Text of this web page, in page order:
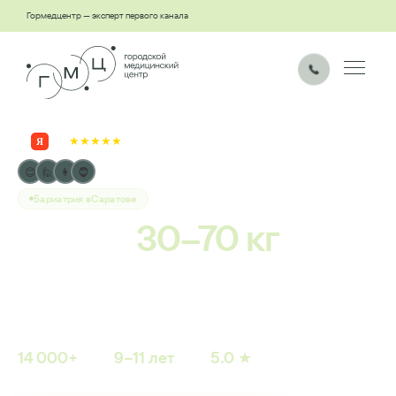
Гормедцентр — эксперт первого канала
Я ★★★★★
😊 🙋 👩 🧔
Бариатрия вСаратове
30–70 кг
14 000+ 9–11 лет 5.0 ★